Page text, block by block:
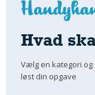
Tips Og Tricks
Kemi
Båd
Hvad
Vælg en kategori
løst din opgave